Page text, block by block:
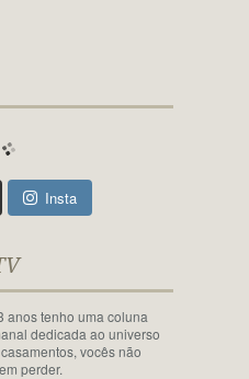
Insta
anos tenho uma coluna
dedicada ao universo
vocês não
perder.